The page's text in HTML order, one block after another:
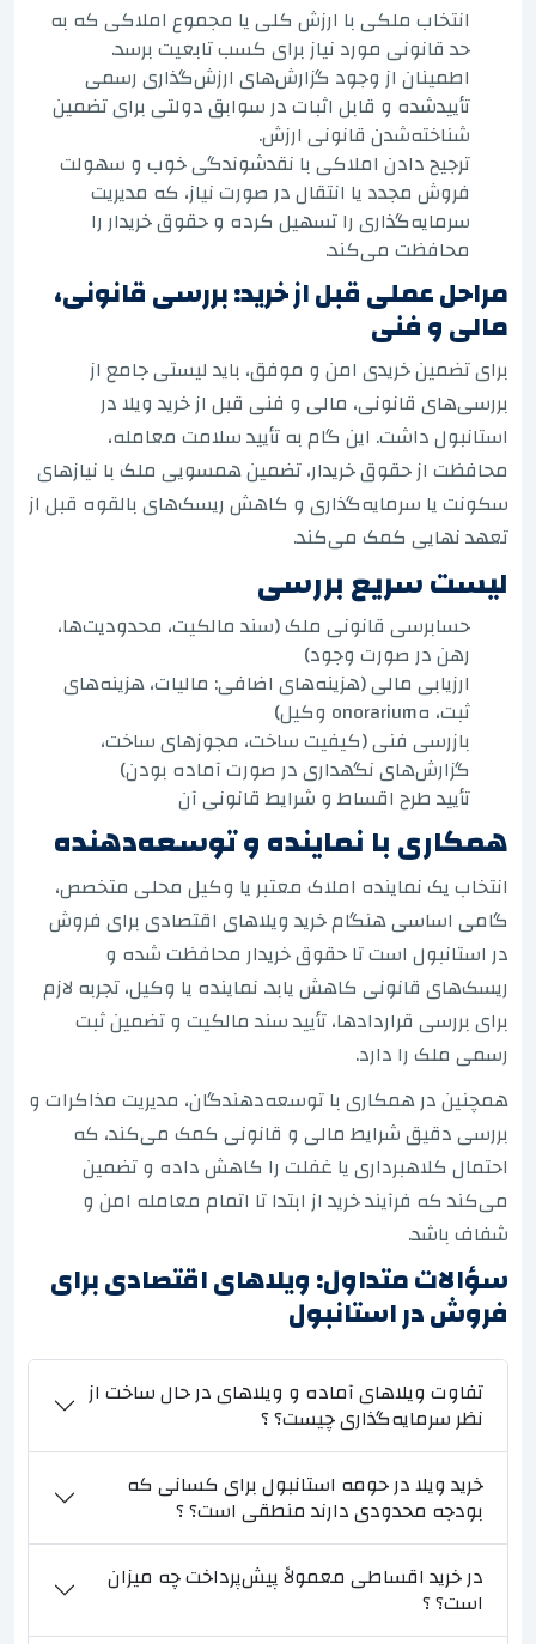
انتخاب ملکی با ارزش کلی یا مجموع املاکی که به
حد قانونی مورد نیاز برای کسب تابعیت برسد.
اطمینان از وجود گزارش‌های ارزش‌گذاری رسمی
تأییدشده و قابل اثبات در سوابق دولتی برای تضمین
شناخته‌شدن قانونی ارزش.
ترجیح دادن املاکی با نقدشوندگی خوب و سهولت
فروش مجدد یا انتقال در صورت نیاز، که مدیریت
سرمایه‌گذاری را تسهیل کرده و حقوق خریدار را
محافظت می‌کند.
مراحل عملی قبل از خرید: بررسی قانونی،
مالی و فنی
برای تضمین خریدی امن و موفق، باید لیستی جامع از
بررسی‌های قانونی، مالی و فنی قبل از خرید ویلا در
استانبول داشت. این گام به تأیید سلامت معامله،
محافظت از حقوق خریدار، تضمین همسویی ملک با نیازهای
سکونت یا سرمایه‌گذاری و کاهش ریسک‌های بالقوه قبل از
تعهد نهایی کمک می‌کند.
لیست سریع بررسی
حسابرسی قانونی ملک (سند مالکیت، محدودیت‌ها،
رهن در صورت وجود)
ارزیابی مالی (هزینه‌های اضافی: مالیات، هزینه‌های
ثبت، هonorarium وکیل)
بازرسی فنی (کیفیت ساخت، مجوزهای ساخت،
گزارش‌های نگهداری در صورت آماده بودن)
تأیید طرح اقساط و شرایط قانونی آن
همکاری با نماینده و توسعه‌دهنده
انتخاب یک نماینده املاک معتبر یا وکیل محلی متخصص،
گامی اساسی هنگام خرید ویلاهای اقتصادی برای فروش
در استانبول است تا حقوق خریدار محافظت شده و
ریسک‌های قانونی کاهش یابد. نماینده یا وکیل، تجربه لازم
برای بررسی قراردادها، تأیید سند مالکیت و تضمین ثبت
رسمی ملک را دارد.
همچنین در همکاری با توسعه‌دهندگان، مدیریت مذاکرات و
بررسی دقیق شرایط مالی و قانونی کمک می‌کند، که
احتمال کلاهبرداری یا غفلت را کاهش داده و تضمین
می‌کند که فرآیند خرید از ابتدا تا اتمام معامله امن و
شفاف باشد.
سؤالات متداول: ویلاهای اقتصادی برای
فروش در استانبول
تفاوت ویلاهای آماده و ویلاهای در حال ساخت از
نظر سرمایه‌گذاری چیست؟ ؟
خرید ویلا در حومه استانبول برای کسانی که
بودجه محدودی دارند منطقی است؟ ؟
در خرید اقساطی معمولاً پیش‌پرداخت چه میزان
است؟ ؟